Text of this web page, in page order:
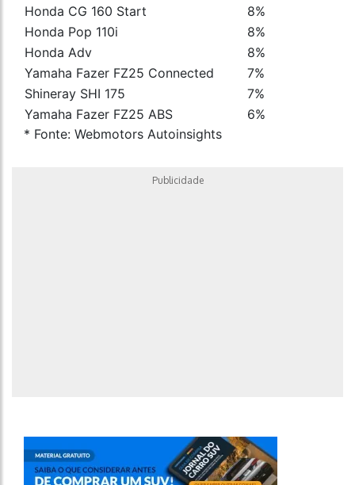
Honda CG 160 Start
8%
Honda Pop 110i
8%
Honda Adv
8%
Yamaha Fazer FZ25 Connected
7%
Shineray SHI 175
7%
Yamaha Fazer FZ25 ABS
6%
* Fonte: Webmotors Autoinsights
Publicidade